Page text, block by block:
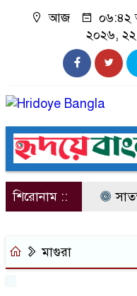
আজ
০৬:৪২
২০২৬, ২২
শিরোনাম ::
মাগুরা